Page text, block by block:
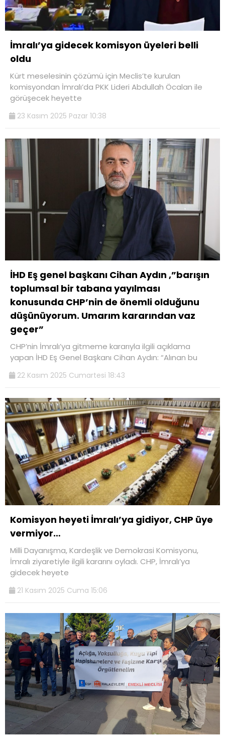
İmralı’ya gidecek komisyon üyeleri belli
oldu
Kürt meselesinin çözümü için Meclis’te kurulan
komisyondan İmralı’da PKK Lideri Abdullah Öcalan ile
görüşecek heyette
23 Kasım 2025 Pazar 10:38
İHD Eş genel başkanı Cihan Aydın ,”barışın
toplumsal bir tabana yayılması
konusunda CHP’nin de önemli olduğunu
düşünüyorum. Umarım kararından vaz
geçer”
CHP’nin İmralı’ya gitmeme kararıyla ilgili açıklama
yapan İHD Eş Genel Başkanı Cihan Aydın: “Alınan bu
22 Kasım 2025 Cumartesi 18:43
Komisyon heyeti İmralı’ya gidiyor, CHP üye
vermiyor…
Milli Dayanışma, Kardeşlik ve Demokrasi Komisyonu,
İmralı ziyaretiyle ilgili kararını oyladı. CHP, İmralı’ya
gidecek heyete
21 Kasım 2025 Cuma 15:06